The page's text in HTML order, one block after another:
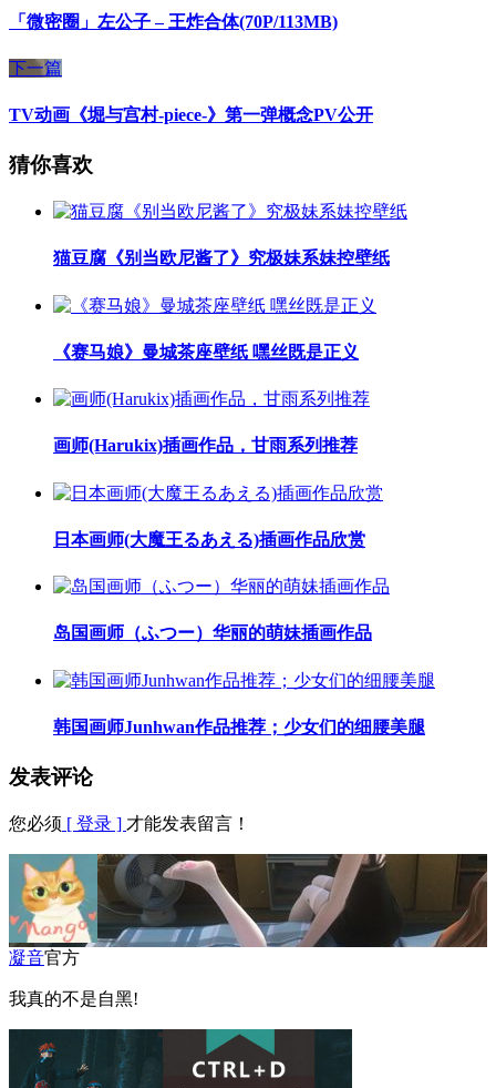
「微密圈」左公子 – 王炸合体(70P/113MB)
下一篇
TV动画《堀与宫村-piece-》第一弹概念PV公开
猜你喜欢
猫豆腐《别当欧尼酱了》究极妹系妹控壁纸
《赛马娘》曼城茶座壁纸 嘿丝既是正义
画师(Harukix)插画作品，甘雨系列推荐
日本画师(大魔王るあえる)插画作品欣赏
岛国画师（ふつー）华丽的萌妹插画作品
韩国画师Junhwan作品推荐；少女们的细腰美腿
发表评论
您必须 [ 登录 ] 才能发表留言！
凝音官方
我真的不是自黑!